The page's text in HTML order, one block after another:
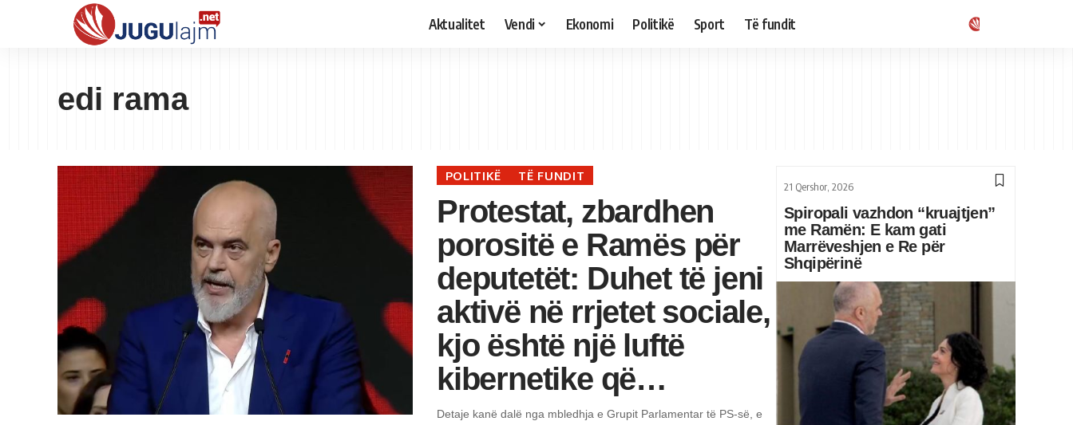
Aktualitet Vendi Ekonomi Politikë Sport Të fundit
edi rama
POLITIKË TË FUNDIT
Protestat, zbardhen
porositë e Ramës për
deputetët: Duhet të jeni
aktivë në rrjetet sociale,
kjo është një luftë
kibernetike që…
Detaje kanë dalë nga mbledhja e Grupit Parlamentar të PS-së, e
21 Qershor, 2026
Spiropali vazhdon “kruajtjen”
me Ramën: E kam gati
Marrëveshjen e Re për
Shqipërinë